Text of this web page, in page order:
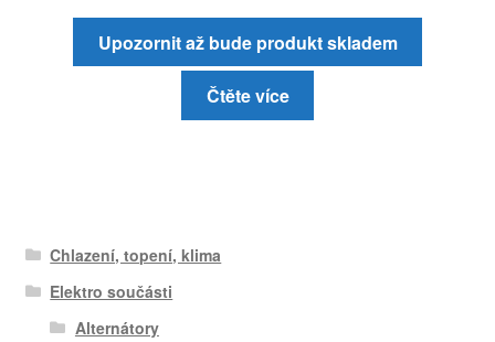
Upozornit až bude produkt skladem
Čtěte více
Chlazení, topení, klima
Elektro součásti
Alternátory